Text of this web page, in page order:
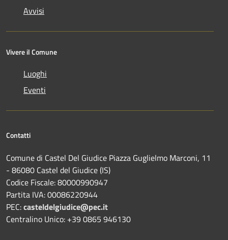
Avvisi
Vivere il Comune
Luoghi
Eventi
Contatti
Comune di Castel Del Giudice Piazza Guglielmo Marconi, 11
- 86080 Castel del Giudice (IS)
Codice Fiscale: 80000990947
Partita IVA: 00086220944
PEC:casteldelgiudice@pec.it
Centralino Unico: +39 0865 946130